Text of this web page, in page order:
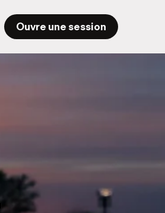
Ouvre une session